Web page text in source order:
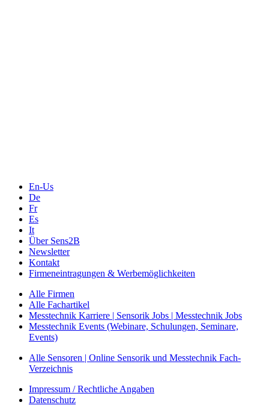
En-Us
De
Fr
Es
It
Über Sens2B
Newsletter
Kontakt
Firmeneintragungen & Werbemöglichkeiten
Alle Firmen
Alle Fachartikel
Messtechnik Karriere | Sensorik Jobs | Messtechnik Jobs
Messtechnik Events (Webinare, Schulungen, Seminare,
Events)
Alle Sensoren | Online Sensorik und Messtechnik Fach-
Verzeichnis
Impressum / Rechtliche Angaben
Datenschutz